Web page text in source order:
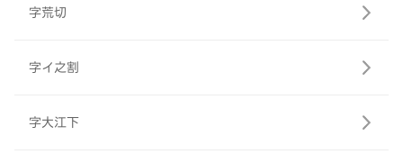
字荒切
字イ之割
字大江下